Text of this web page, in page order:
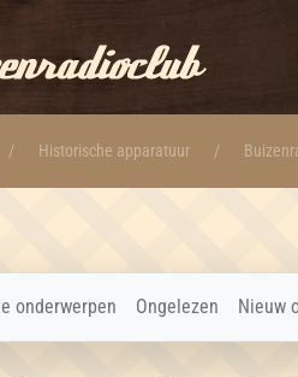
Historische apparatuur
onderwerpen Ongelezen Nieuw